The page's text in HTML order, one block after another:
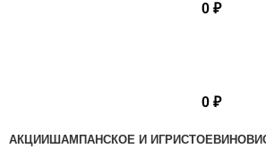
0 ₽
0 ₽
АКЦИИШАМПАНСКОЕ И ИГРИСТОЕВИНО